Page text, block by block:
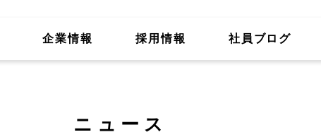
企業情報 採用情報 社員ブログ
ニュース